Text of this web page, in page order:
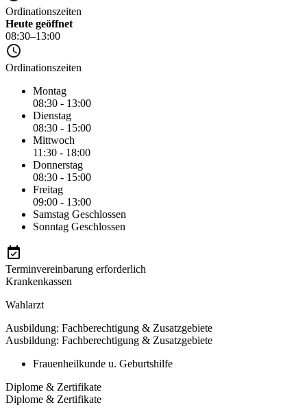
Ordinationszeiten
Heute geöffnet
08:30–13:00
Ordinationszeiten
Montag
08:30 - 13:00
Dienstag
08:30 - 15:00
Mittwoch
11:30 - 18:00
Donnerstag
08:30 - 15:00
Freitag
09:00 - 13:00
Samstag Geschlossen
Sonntag Geschlossen
Terminvereinbarung erforderlich
Krankenkassen
Wahlarzt
Ausbildung: Fachberechtigung & Zusatzgebiete
Ausbildung: Fachberechtigung & Zusatzgebiete
Frauenheilkunde u. Geburtshilfe
Diplome & Zertifikate
Diplome & Zertifikate